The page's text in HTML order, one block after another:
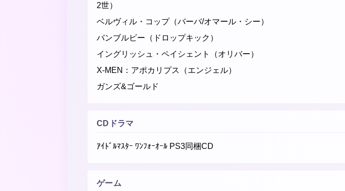
2世）
ベルヴィル・コップ（バーバ/オマール・シー）
バンブルビー（ドロップキック）
イングリッシュ・ペイシェント（オリバー）
X-MEN：アポカリプス（エンジェル）
ガンズ&ゴールド
CDドラマ
ｱｲﾄﾞﾙﾏｽﾀｰ ﾜﾝﾌｫｰｵｰﾙ PS3同梱CD
ゲーム